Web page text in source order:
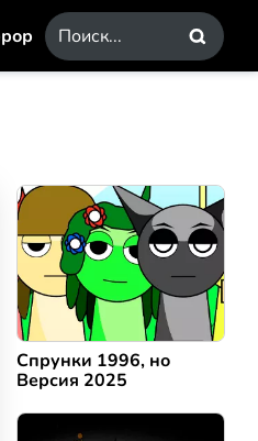
Спрунки 1996, но
Версия 2025